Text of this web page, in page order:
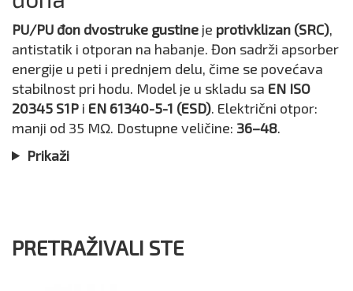
PU/PU đon dvostruke gustine je protivklizan (SRC),
antistatik i otporan na habanje. Đon sadrži apsorber
energije u peti i prednjem delu, čime se povećava
stabilnost pri hodu. Model je u skladu sa EN ISO
20345 S1P i EN 61340-5-1 (ESD). Električni otpor:
manji od 35 MΩ. Dostupne veličine: 36–48.
Prikaži
PRETRAŽIVALI STE